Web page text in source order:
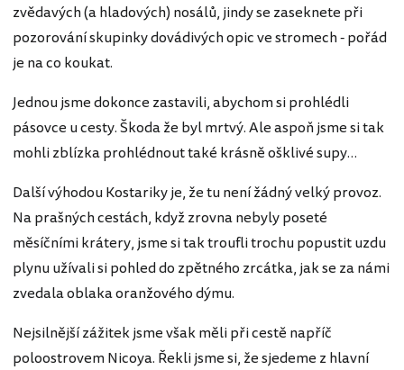
zvědavých (a hladových) nosálů, jindy se zaseknete při
pozorování skupinky dovádivých opic ve stromech - pořád
je na co koukat.
Jednou jsme dokonce zastavili, abychom si prohlédli
pásovce u cesty. Škoda že byl mrtvý. Ale aspoň jsme si tak
mohli zblízka prohlédnout také krásně ošklivé supy…
Další výhodou Kostariky je, že tu není žádný velký provoz.
Na prašných cestách, když zrovna nebyly poseté
měsíčními krátery, jsme si tak troufli trochu popustit uzdu
plynu užívali si pohled do zpětného zrcátka, jak se za námi
zvedala oblaka oranžového dýmu.
Nejsilnější zážitek jsme však měli při cestě napříč
poloostrovem Nicoya. Řekli jsme si, že sjedeme z hlavní